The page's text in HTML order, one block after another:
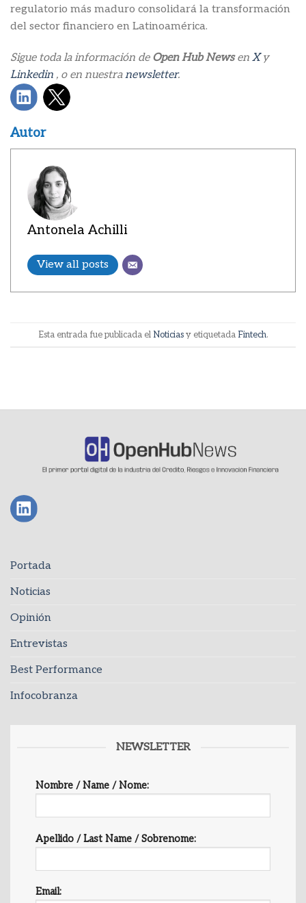
regulatorio más maduro consolidará la transformación
del sector financiero en Latinoamérica.
Sigue toda la información de Open Hub Newsen Xy
Linkedin , o en nuestranewsletter.
Autor
Antonela Achilli
View all posts
Esta entrada fue publicada el Noticiasy etiquetada Fintech.
Portada
Noticias
Opinión
Entrevistas
Best Performance
Infocobranza
NEWSLETTER
Nombre / Name / Nome:
Apellido / Last Name / Sobrenome:
Email: